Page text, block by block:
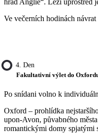
hrad Anglie“. Leží uprostřed
Ve večerních hodinách
4. Den
Fakultativní výlet do
Po snídani volno k
Oxford – prohlídka
upon-Avon, půvabného
romantickými domy spjatými